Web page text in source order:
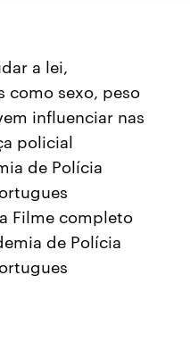
a lei,
como sexo, peso
influenciar nas
policial
de Polícia
Filme completo
de Polícia